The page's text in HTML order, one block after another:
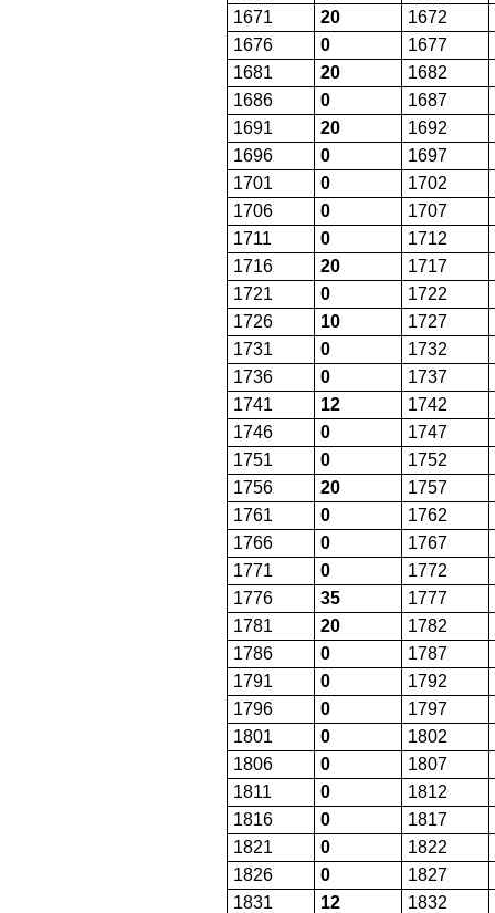
1671
20
1672
1676
0
1677
1681
20
1682
1686
0
1687
1691
20
1692
1696
0
1697
1701
0
1702
1706
0
1707
1711
0
1712
1716
20
1717
1721
0
1722
1726
10
1727
1731
0
1732
1736
0
1737
1741
12
1742
1746
0
1747
1751
0
1752
1756
20
1757
1761
0
1762
1766
0
1767
1771
0
1772
1776
35
1777
1781
20
1782
1786
0
1787
1791
0
1792
1796
0
1797
1801
0
1802
1806
0
1807
1811
0
1812
1816
0
1817
1821
0
1822
1826
0
1827
1831
12
1832